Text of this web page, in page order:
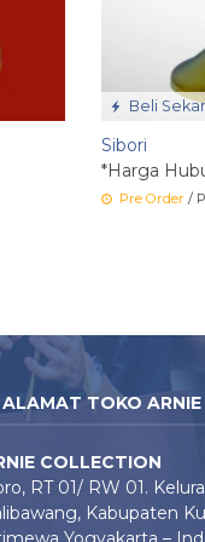
Beli
Sibori
*Harga
Pre Order /
ALAMAT TOKO
COLLECTION
RT 01/ RW 01.
Kabupaten